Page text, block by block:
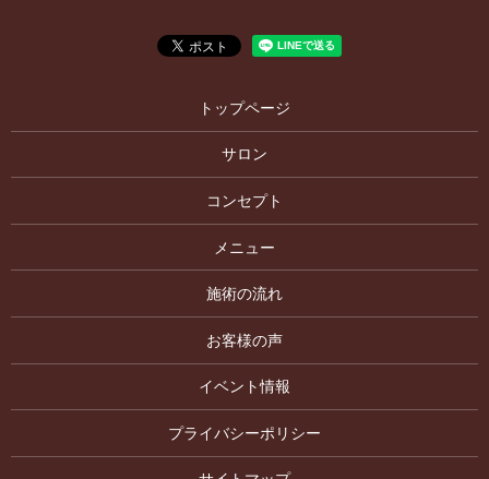
トップページ
サロン
コンセプト
メニュー
施術の流れ
お客様の声
イベント情報
プライバシーポリシー